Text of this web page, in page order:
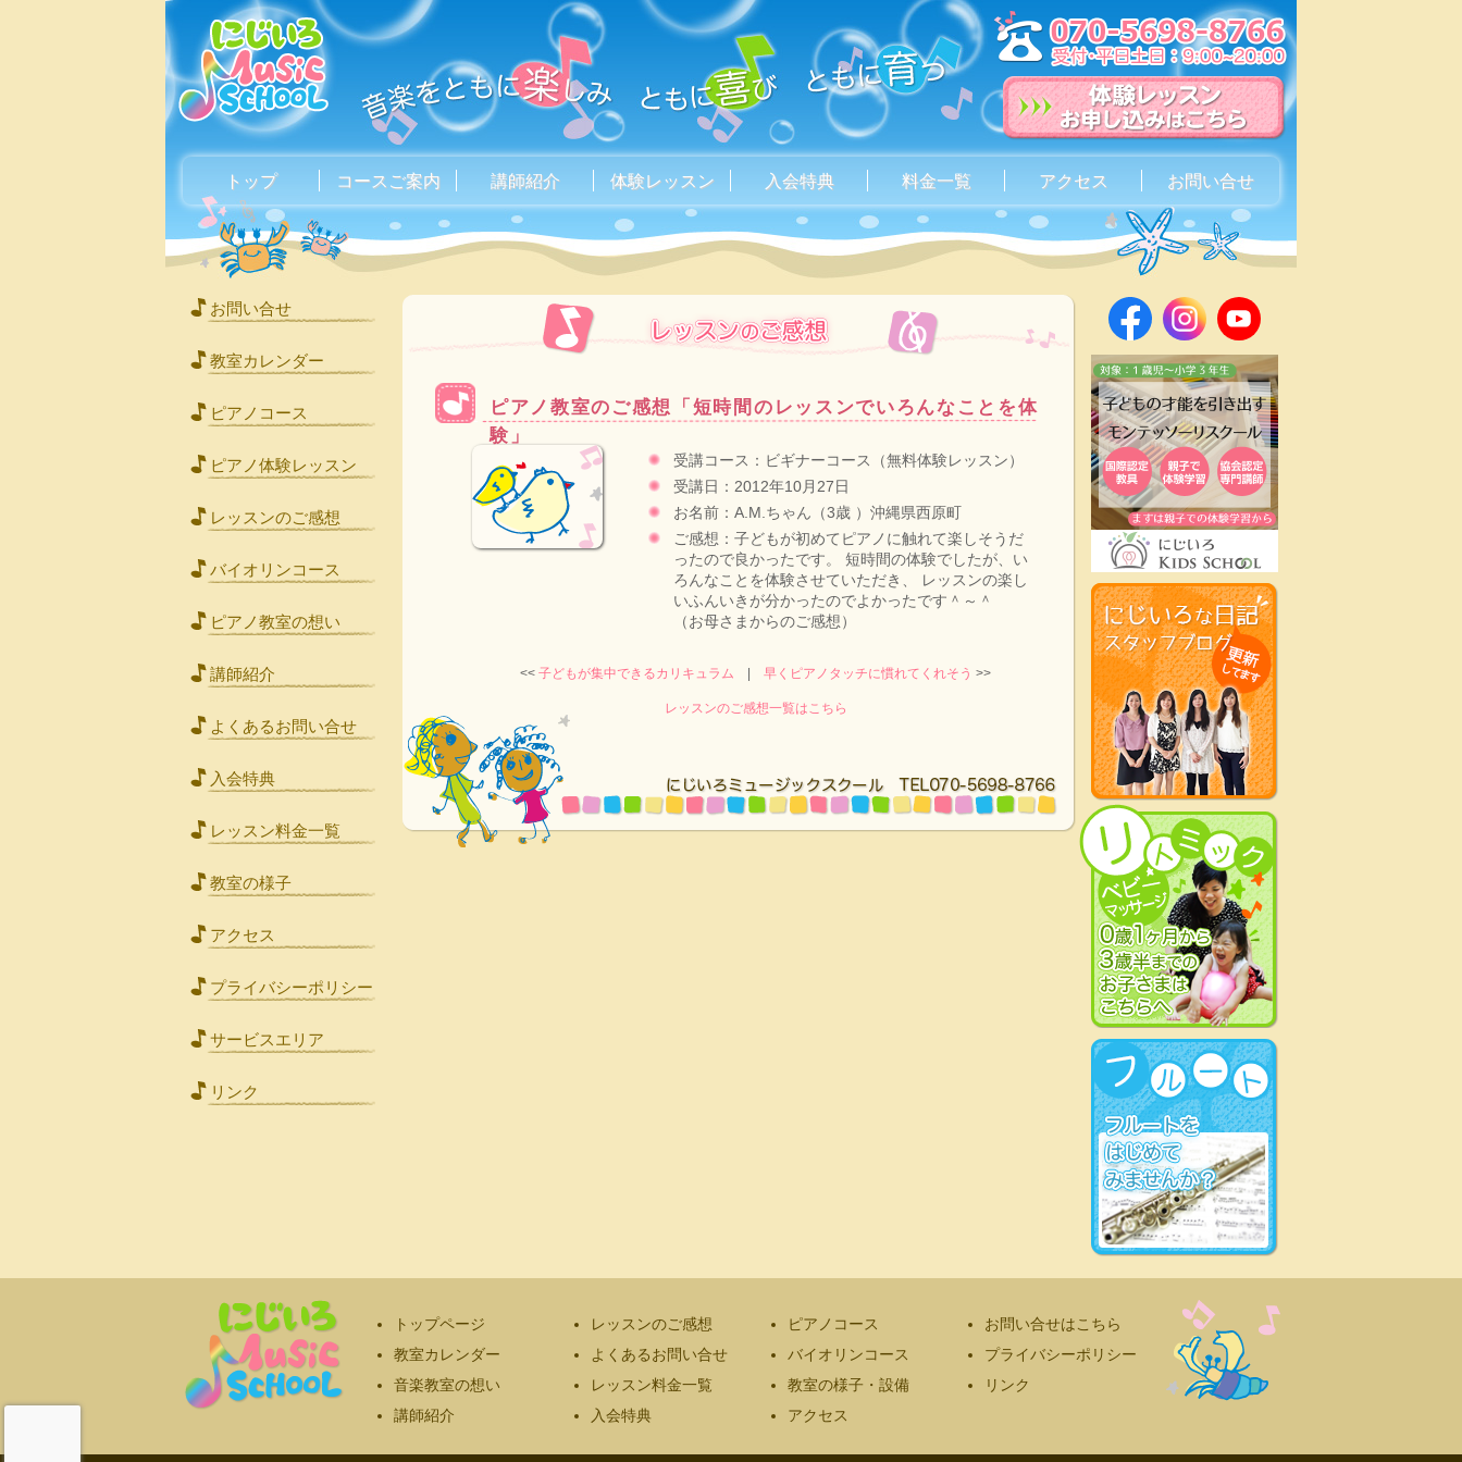
トップ コースご案内 講師紹介 体験レッスン 入会特典 料金一覧 アクセス お問い合せ
ピアノ教室のご感想「短時間のレッスンでいろんなことを体
験」
受講コース：ビギナーコース（無料体験レッスン）
受講日：2012年10月27日
お名前：A.M.ちゃん（3歳 ）沖縄県西原町
ご感想：子どもが初めてピアノに触れて楽しそうだ
ったので良かったです。 短時間の体験でしたが、い
ろんなことを体験させていただき、 レッスンの楽し
いふんいきが分かったのでよかったです＾～＾
（お母さまからのご感想）
<< 子どもが集中できるカリキュラム 早くピアノタッチに慣れてくれそう >>
レッスンのご感想一覧はこちら
お問い合せ
教室カレンダー
ピアノコース
ピアノ体験レッスン
レッスンのご感想
バイオリンコース
ピアノ教室の想い
講師紹介
よくあるお問い合せ
入会特典
レッスン料金一覧
教室の様子
アクセス
プライバシーポリシー
サービスエリア
リンク
トップページ
教室カレンダー
音楽教室の想い
講師紹介
レッスンのご感想
よくあるお問い合せ
レッスン料金一覧
入会特典
ピアノコース
バイオリンコース
教室の様子・設備
アクセス
お問い合せはこちら
プライバシーポリシー
リンク